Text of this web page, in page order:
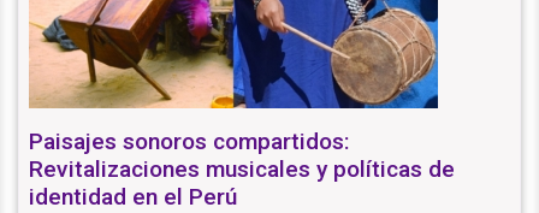
Paisajes sonoros compartidos:
Revitalizaciones musicales y políticas de
identidad en el Perú